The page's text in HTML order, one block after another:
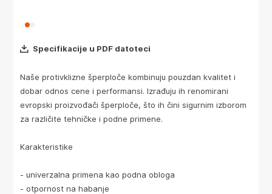
Specifikacije u PDF datoteci
Naše protivklizne šperploče kombinuju pouzdan kvalitet i
dobar odnos cene i performansi. Izrađuju ih renomirani
evropski proizvođači šperploče, što ih čini sigurnim izborom
za različite tehničke i podne primene.
Karakteristike
- univerzalna primena kao podna obloga
- otpornost na habanje